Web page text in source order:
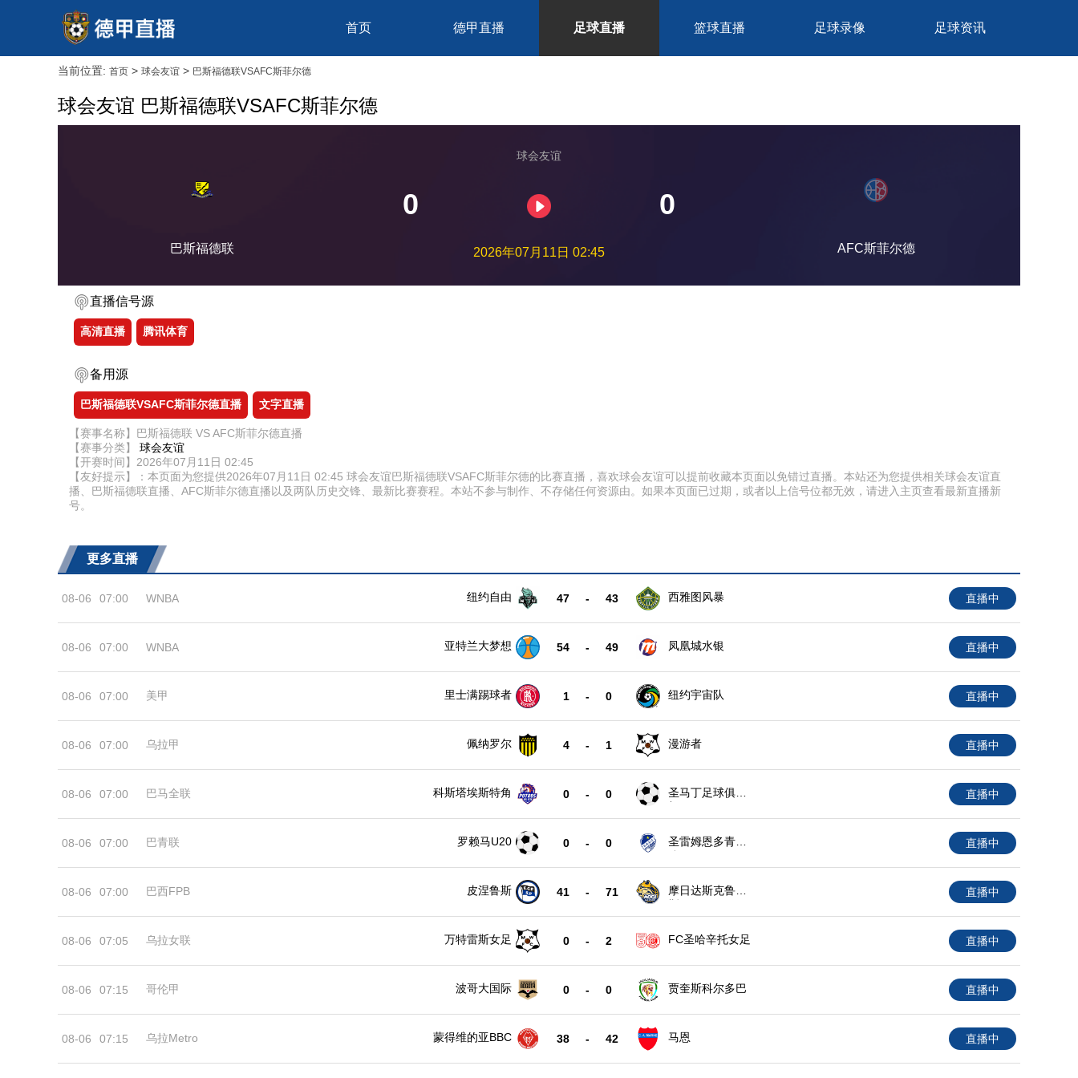
首页 德甲直播 足球直播 篮球直播 足球录像 足球资讯
当前位置: 首页 > 球会友谊 > 巴斯福德联VSAFC斯菲尔德
球会友谊 巴斯福德联VSAFC斯菲尔德
巴斯福德联
球会友谊
0 0
2026年07月11日 02:45 AFC斯菲尔德
直播信号源
高清直播 腾讯体育
备用源
巴斯福德联VSAFC斯菲尔德直播 文字直播
【赛事名称】巴斯福德联 VS AFC斯菲尔德直播
【赛事分类】 球会友谊
【开赛时间】2026年07月11日 02:45
【友好提示】：本页面为您提供2026年07月11日 02:45 球会友谊巴斯福德联VSAFC斯菲尔德的比赛直播，喜欢球会友谊可以提前收藏本页面以免错过直播。本站还为您提供相关球会友谊直
播、巴斯福德联直播、AFC斯菲尔德直播以及两队历史交锋、最新比赛赛程。本站不参与制作、不存储任何资源由。如果本页面已过期，或者以上信号位都无效，请进入主页查看最新直播新
号。
更多直播
08-06 07:00 WNBA 纽约自由 47 - 43 西雅图风暴 直播中
08-06 07:00 WNBA 亚特兰大梦想 54 - 49 凤凰城水银 直播中
08-06 07:00 美甲 里士满踢球者 1 - 0 纽约宇宙队 直播中
08-06 07:00 乌拉甲 佩纳罗尔 4 - 1 漫游者 直播中
08-06 07:00 巴马全联 科斯塔埃斯特角 0 - 0
圣马丁足球俱乐
直播中
08-06 07:00 巴青联 罗赖马U20 0 - 0
圣雷姆恩多青年
直播中
08-06 07:00 巴西FPB 皮涅鲁斯 41 - 71
摩日达斯克鲁济
直播中
08-06 07:05 乌拉女联 万特雷斯女足 0 - 2 FC圣哈辛托女足 直播中
08-06 07:15 哥伦甲 波哥大国际 0 - 0 贾奎斯科尔多巴 直播中
08-06 07:15 乌拉Metro 蒙得维的亚BBC 38 - 42 马恩 直播中